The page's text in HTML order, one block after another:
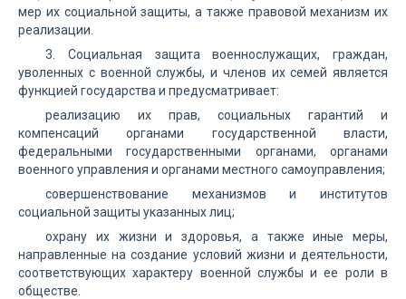
мер их социальной защиты, а также правовой механизм их
реализации.
3. Социальная защита военнослужащих, граждан,
уволенных с военной службы, и членов их семей является
функцией государства и предусматривает:
реализацию их прав, социальных гарантий и
компенсаций органами государственной власти,
федеральными государственными органами, органами
военного управления и органами местного самоуправления;
совершенствование механизмов и институтов
социальной защиты указанных лиц;
охрану их жизни и здоровья, а также иные меры,
направленные на создание условий жизни и деятельности,
соответствующих характеру военной службы и ее роли в
обществе.